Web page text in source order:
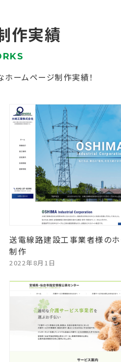
作実績
ームページ制作実績！
送電線路建設工事業者様の
制作
2022年8月1日